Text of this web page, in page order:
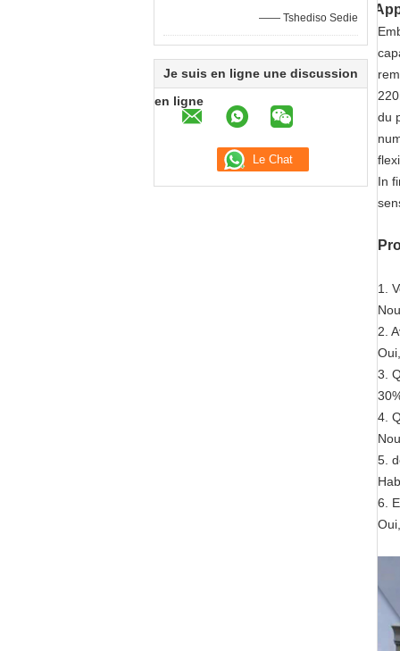
—— Tshediso Sedie
Je suis en ligne une discussion
en ligne
du
In
1.
2.
3.
4.
5.
6.